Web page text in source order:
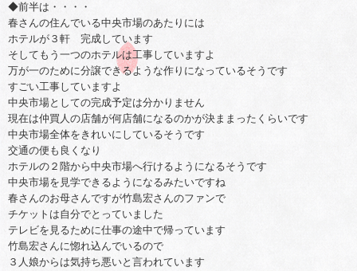
◆前半は・・・・
春さんの住んでいる中央市場のあたりには
ホテルが３軒 完成しています
そしてもう一つのホテルは工事していますよ
万が一のために分譲できるような作りになっているそうです
すごい工事していますよ
中央市場としての完成予定は分かりません
現在は仲買人の店舗が何店舗になるのかが決ままったくらいです
中央市場全体をきれいにしているそうです
交通の便も良くなり
ホテルの２階から中央市場へ行けるようになるそうです
中央市場を見学できるようになるみたいですね
春さんのお母さんですが竹島宏さんのファンで
チケットは自分でとっていました
テレビを見るために仕事の途中で帰っています
竹島宏さんに惚れ込んでいるので
３人娘からは気持ち悪いと言われています